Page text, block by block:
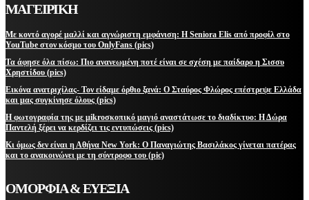
ΜΑΓΕΙΡΙΚΗ
Με κοντό αγορέ μαλλί και αγνώριστη εμφάνιση: Η Seniora Elis από προφίλ στο
YouTube στον κόσμο του OnlyFans (pics)
Τα άφησε όλα πίσω: Πιο ανανεωμένη ποτέ είναι σε σχέση με παίδαρο η Σισσυ
Χρηστίδου (pics)
Εικόνα ανατριχίλας- Τον είδαμε όρθιο ξανά: Ο Σταύρος Φλώρος επέστρεψε Ελλάδα
και μας συγκίνησε όλους (pics)
Η φωτογραφία της με μikroσκοπικό μαγιό αναστάτωσε το διαδίκτυο: Η Δώρα
Παντελή ξέρει να κερδίζει τις εντυπώσεις (pics)
Κι όμως δεν είναι η Αθήνα New York: Ο Παναγιώτης Βασιλάκος γίνεται πατέρας
και το ανακοινώνει με τη σύντροφο του (pic)
ΟΜΟΡΦΙΑ & ΕΥΕΞΙΑ